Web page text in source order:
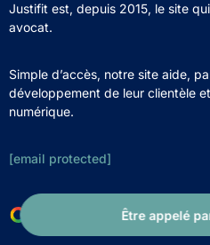
Être appelé
Justifit est, depuis 2015, le site
avocat.
Simple d’accès, notre site aide,
développement de leur clientèle
numérique.
[email protected]